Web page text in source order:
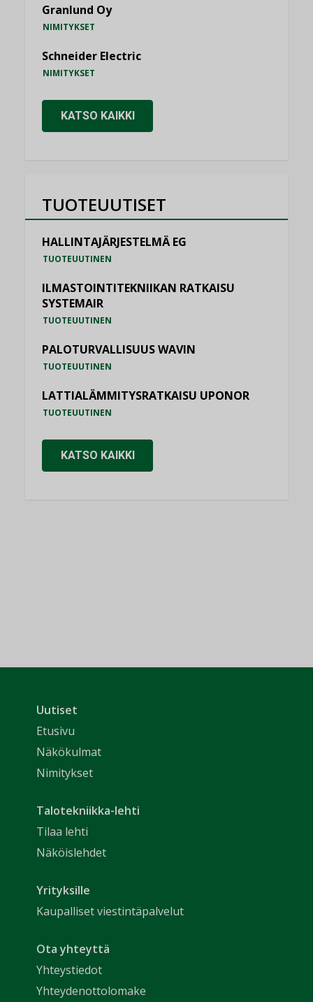
Granlund Oy
NIMITYKSET
Schneider Electric
NIMITYKSET
KATSO KAIKKI
TUOTEUUTISET
HALLINTAJÄRJESTELMÄ EG
TUOTEUUTINEN
ILMASTOINTITEKNIIKAN RATKAISU
SYSTEMAIR
TUOTEUUTINEN
PALOTURVALLISUUS WAVIN
TUOTEUUTINEN
LATTIALÄMMITYSRATKAISU UPONOR
TUOTEUUTINEN
KATSO KAIKKI
Uutiset
Etusivu
Näkökulmat
Nimitykset
Talotekniikka-lehti
Tilaa lehti
Näköislehdet
Yrityksille
Kaupalliset viestintäpalvelut
Ota yhteyttä
Yhteystiedot
Yhteydenottolomake